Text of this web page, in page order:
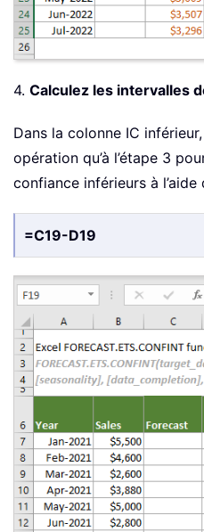
4. Calculez les intervalles
Dans la colonne IC
opération qu’à l’étape 3
confiance inférieurs à
=C19-D19